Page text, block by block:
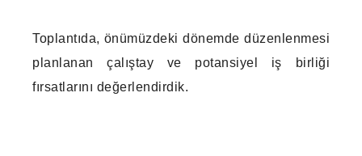
Toplantıda, önümüzdeki dönemde düzenlenmesi
planlanan çalıştay ve potansiyel iş birliği
fırsatlarını değerlendirdik.